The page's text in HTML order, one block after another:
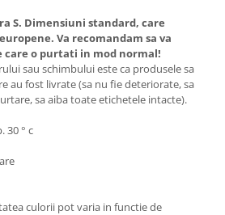
S. Dimensiuni standard, care
Va recomandam sa va
care o purtati in mod normal!
sau schimbului este ca produsele sa
au fost livrate (sa nu fie deteriorate, sa
sa aiba toate etichetele intacte).
30 ° c
culorii pot varia in functie de